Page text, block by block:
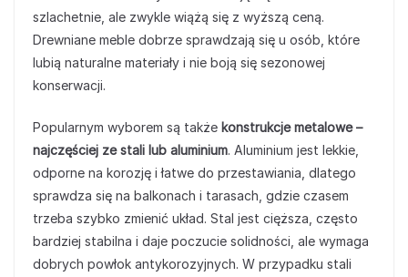
szlachetnie, ale zwykle wiążą się z wyższą ceną.
Drewniane meble dobrze sprawdzają się u osób, które
lubią naturalne materiały i nie boją się sezonowej
konserwacji.
Popularnym wyborem są także konstrukcje metalowe –
najczęściej ze stali lub aluminium. Aluminium jest lekkie,
odporne na korozję i łatwe do przestawiania, dlatego
sprawdza się na balkonach i tarasach, gdzie czasem
trzeba szybko zmienić układ. Stal jest cięższa, często
bardziej stabilna i daje poczucie solidności, ale wymaga
dobrych powłok antykorozyjnych. W przypadku stali